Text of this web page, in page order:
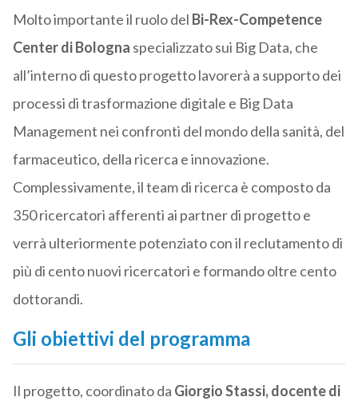
Molto importante il ruolo del Bi-Rex-Competence
Center di Bologna specializzato sui Big Data, che
all’interno di questo progetto lavorerà a supporto dei
processi di trasformazione digitale e Big Data
Management nei confronti del mondo della sanità, del
farmaceutico, della ricerca e innovazione.
Complessivamente, il team di ricerca è composto da
350 ricercatori afferenti ai partner di progetto e
verrà ulteriormente potenziato con il reclutamento di
più di cento nuovi ricercatori e formando oltre cento
dottorandi.
Gli obiettivi del programma
Il progetto, coordinato da Giorgio Stassi, docente di